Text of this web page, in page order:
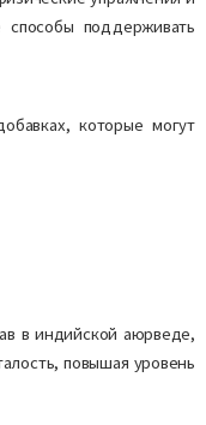
поддерживать
которые могут
в индийской аюрведе,
повышая уровень